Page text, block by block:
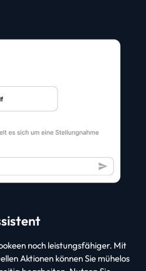
noch leistungsfähiger. Mit
Aktionen können Sie mühelos